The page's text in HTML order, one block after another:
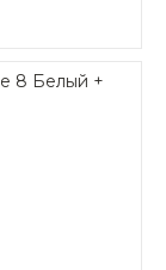
8 Белый +